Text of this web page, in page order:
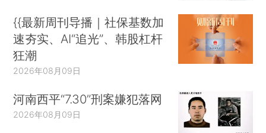
{{最新周刊导播｜社保基数加
速夯实、AI“追光”、韩股杠杆
狂潮
2026年08月09日
河南西平“7.30”刑案嫌犯落网
2026年08月09日